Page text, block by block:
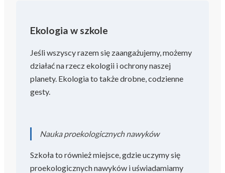
Ekologia w szkole
Jeśli wszyscy razem się zaangażujemy, możemy
działać na rzecz ekologii i ochrony naszej
planety. Ekologia to także drobne, codzienne
gesty.
Nauka proekologicznych nawyków
Szkoła to również miejsce, gdzie uczymy się
proekologicznych nawyków i uświadamiamy